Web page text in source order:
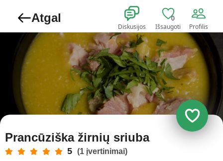
Atgal
Diskusijos
0
Išsaugoti Profilis
Prancūziška žirnių sriuba
5 (1 įvertinimai)